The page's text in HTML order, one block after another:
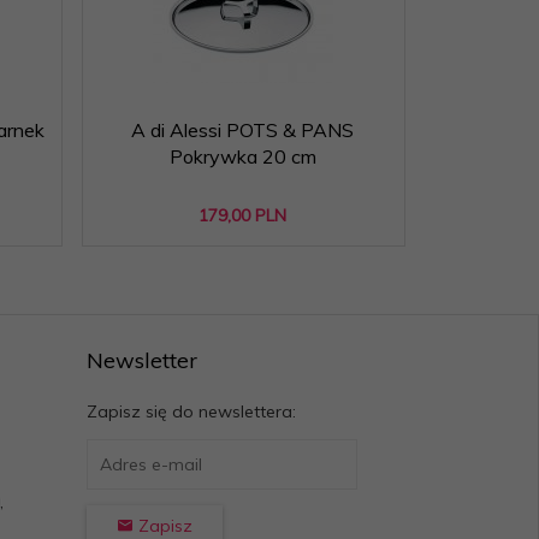
A di Alessi POTS & PANS
Pokrywka 20 cm
179,00 PLN
Newsletter
Zapisz się do newslettera:
Zapisz